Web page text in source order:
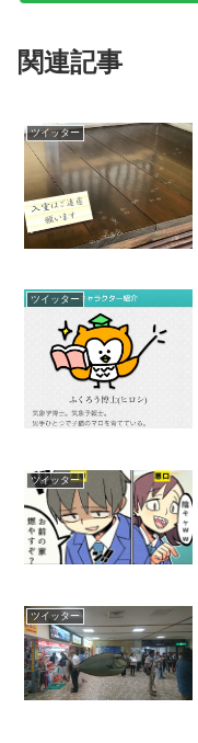
関連記事
ツイッター
ツイッター
ツイッター
ツイッター